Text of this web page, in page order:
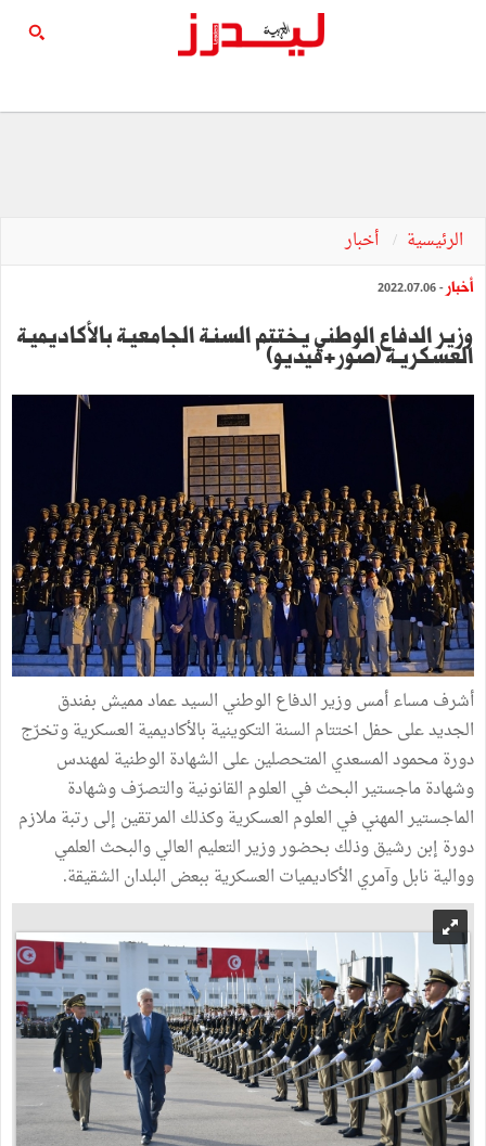
الرئيسية أخبار
أخبار - 2022.07.06
وزير الدفاع الوطني يختتم السنـة الجامعيـة بالأكاديميـة
العسكريـة (صور+فيديو)
أشرف مساء أمس وزير الدفاع الوطني السيد عماد مميش بفندق
الجديد على حفل اختتام السنة التكوينية بالأكاديمية العسكرية وتخرّج
دورة محمود المسعدي المتحصلين على الشهادة الوطنية لمهندس
وشهادة ماجستير البحث في العلوم القانونية والتصرّف وشهادة
الماجستير المهني في العلوم العسكرية وكذلك المرتقين إلى رتبة ملازم
دورة إبن رشيق وذلك بحضور وزير التعليم العالي والبحث العلمي
ووالية نابل وآمري الأكاديميات العسكرية ببعض البلدان الشقيقة.